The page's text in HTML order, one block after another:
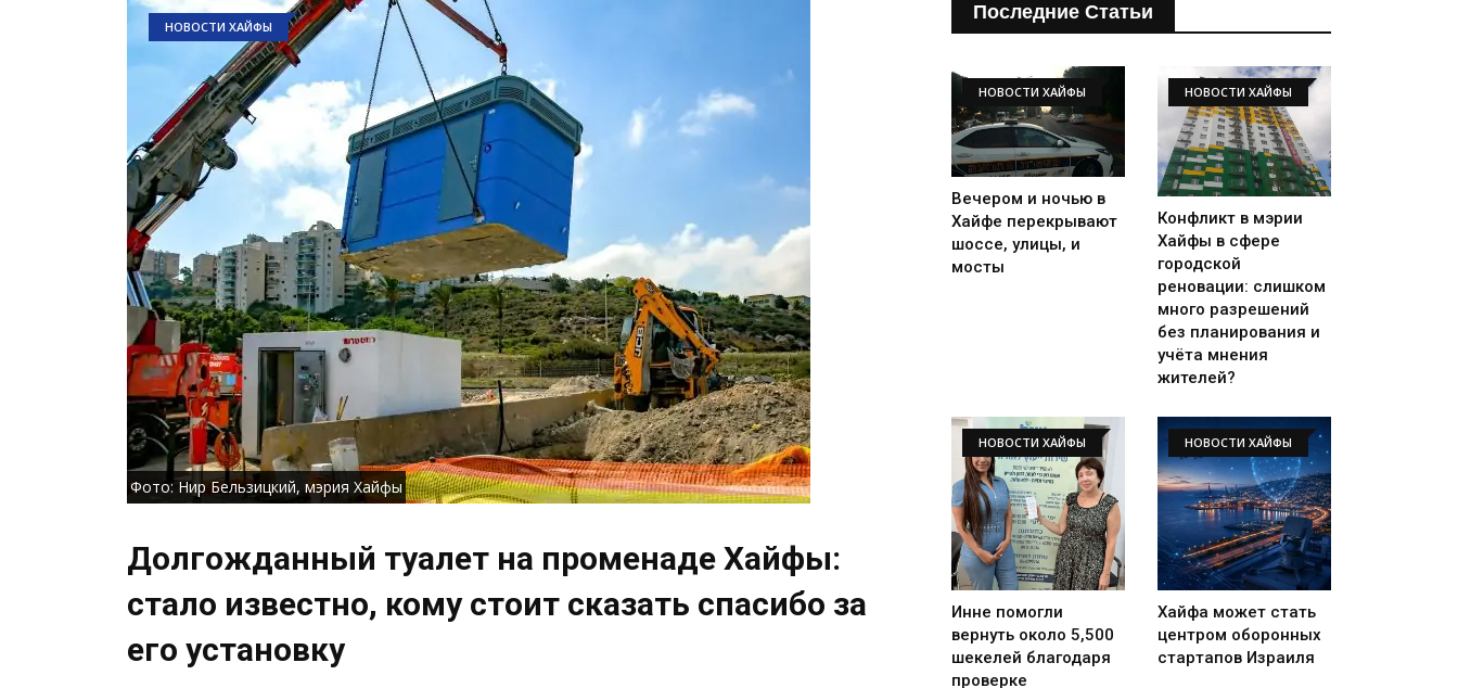
НОВОСТИ ХАЙФЫ
Фото: Нир Бельзицкий, мэрия Хайфы
Долгожданный туалет на променаде Хайфы:
стало известно, кому стоит сказать спасибо за
его установку
Последние Статьи
НОВОСТИ ХАЙФЫ
Вечером и ночью в
Хайфе перекрывают
шоссе, улицы, и
мосты
НОВОСТИ ХАЙФЫ
Конфликт в мэрии
Хайфы в сфере
городской
реновации: слишком
много разрешений
без планирования и
учёта мнения
жителей?
НОВОСТИ ХАЙФЫ
Инне помогли
вернуть около 5,500
шекелей благодаря
проверке
НОВОСТИ ХАЙФЫ
Хайфа может стать
центром оборонных
стартапов Израиля